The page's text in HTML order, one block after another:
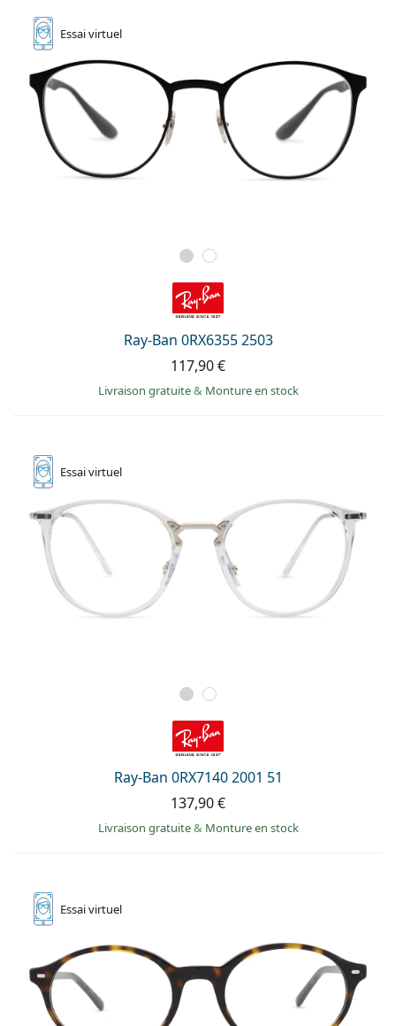
Essaivirtuel
Ray-Ban 0RX6355 2503
117,90 €
Livraison gratuite& Monture en stock
Essaivirtuel
Ray-Ban 0RX7140 2001 51
137,90 €
Livraison gratuite& Monture en stock
Essaivirtuel